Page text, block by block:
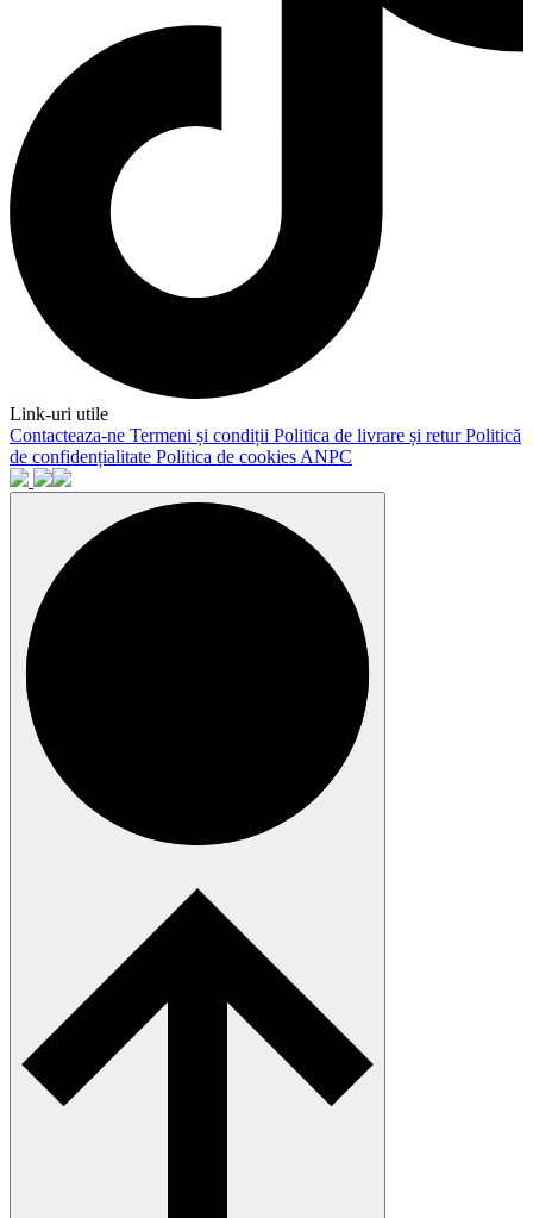
Link-uri utile
Contacteaza-ne Termeni și condiții Politica de livrare și returPolitică
de confidențialitate Politica de cookies ANPC